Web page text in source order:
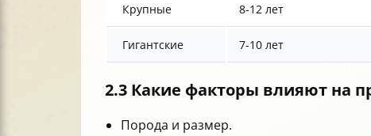
Крупные 8-12 лет
Гигантские 7-10 лет
2.3 Какие факторы влияют на
Порода и размер.